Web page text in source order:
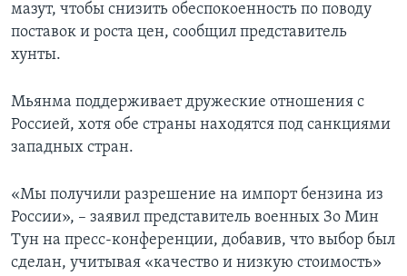
мазут, чтобы снизить обеспокоенность по поводу
поставок и роста цен, сообщил представитель
хунты.
Мьянма поддерживает дружеские отношения с
Россией, хотя обе страны находятся под санкциями
западных стран.
«Мы получили разрешение на импорт бензина из
России», – заявил представитель военных Зо Мин
Тун на пресс-конференции, добавив, что выбор был
сделан, учитывая «качество и низкую стоимость»